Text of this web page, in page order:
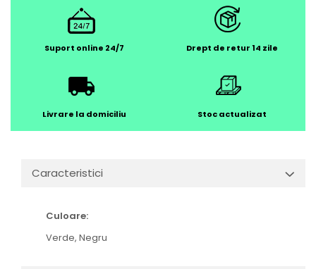
Suport online 24/7 Drept de retur 14 zile
Livrare la domiciliu Stoc actualizat
Caracteristici
Culoare:
Verde, Negru